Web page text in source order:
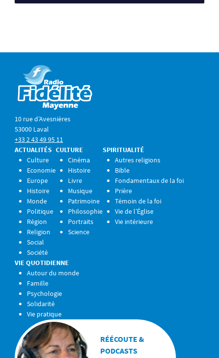
10 rue d’Avesnières
53000 Laval
+33 2 43 49 95 11
ACTUALITÉS
Culture
Economie
Europe
Histoire
Monde
Politique
Région
Religion
Social
Société
CULTURE
Cinéma
Histoire
Livre
Musique
Patrimoine
Philosophie
Portraits
Science
SPIRITUALITÉ
Autres religions
Bible
Fondamentaux de la foi
Prière
Témoin de la foi
Vie de l’Église
Vie intérieure
VIE QUOTIDIENNE
Autour du monde
Famille
Psychologie
Solidarité
Vie pratique
RÉÉCOUTE &
PODCASTS